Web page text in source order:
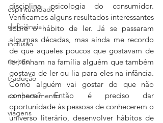
espiritualidade
deficiência
inclusão
revisão
tradução
comportamento
viagens
disciplina psicologia do consumidor.
Verificamos alguns resultados interessantes
sobre o hábito de ler. Já se passaram
algumas décadas, mas ainda me recordo
de que aqueles poucos que gostavam de
ler, tinham na família alguém que também
gostava de ler ou lia para eles na infância.
Como alguém vai gostar do que não
conhece? Então é preciso dar
oportunidade às pessoas de conhecerem o
universo literário, desenvolver hábitos de